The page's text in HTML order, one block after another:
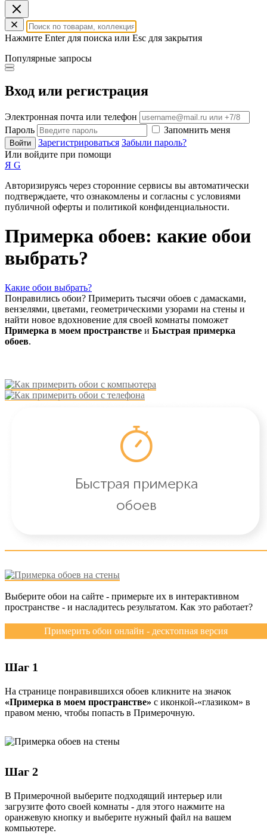
Нажмите Enter для поиска или Esc для закрытия
Популярные запросы
Вход или регистрация
Электронная почта или телефон
Пароль
Запомнить меня
Войти Зарегистрироваться Забыли пароль?
Или войдите при помощи
Я G
Авторизируясь через сторонние сервисы вы автоматически
подтверждаете, что ознакомлены и согласны с условиями
публичной оферты и политикой конфиденциальности.
Примерка обоев: какие обои
выбрать?
Какие обои выбрать?
Понравились обои? Примерить тысячи обоев с дамасками,
вензелями, цветами, геометрическими узорами на стены и
найти новое вдохновение для своей комнаты поможет
Примерка в моем пространстве и Быстрая примерка
обоев.
Выберите обои на сайте - примерьте их в интерактивном
пространстве - и насладитесь результатом. Как это работает?
Примерить обои онлайн - десктопная версия
Шаг 1
На странице понравившихся обоев кликните на значок
«Примерка в моем пространстве» с иконкой-«глазиком» в
правом меню, чтобы попасть в Примерочную.
Шаг 2
В Примерочной выберите подходящий интерьер или
загрузите фото своей комнаты - для этого нажмите на
оранжевую кнопку и выберите нужный файл на вашем
компьютере.